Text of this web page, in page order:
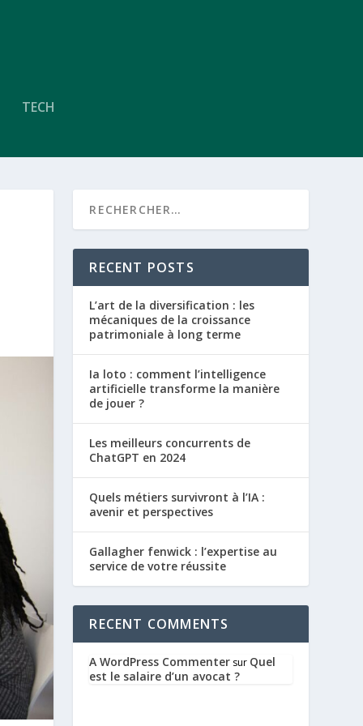
TECH
RECENT POSTS
L’art de la diversification : les
mécaniques de la croissance
patrimoniale à long terme
Ia loto : comment l’intelligence
artificielle transforme la manière
de jouer ?
Les meilleurs concurrents de
ChatGPT en 2024
Quels métiers survivront à l’IA :
avenir et perspectives
Gallagher fenwick : l’expertise au
service de votre réussite
RECENT COMMENTS
A WordPress Commenter sur Quel
est le salaire d’un avocat ?